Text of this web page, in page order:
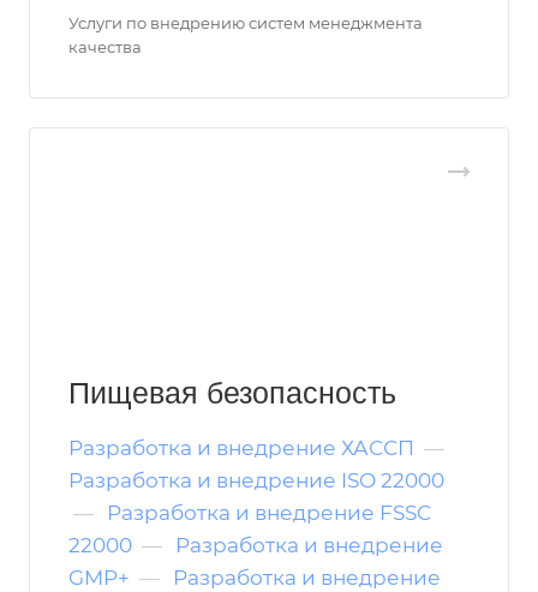
Услуги по внедрению систем менеджмента
качества
Пищевая безопасность
Разработка и внедрение ХАССП —
Разработка и внедрение ISO 22000
—
Разработка и внедрение FSSC
22000 —
Разработка и внедрение
GMP+ —
Разработка и внедрение